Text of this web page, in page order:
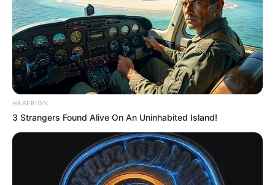
16:12 / 05 Avqust 2026
Nigar Fərhadın ərihəbs edildi
HABERION
3 Strangers Found Alive On An Uninhabited Island!